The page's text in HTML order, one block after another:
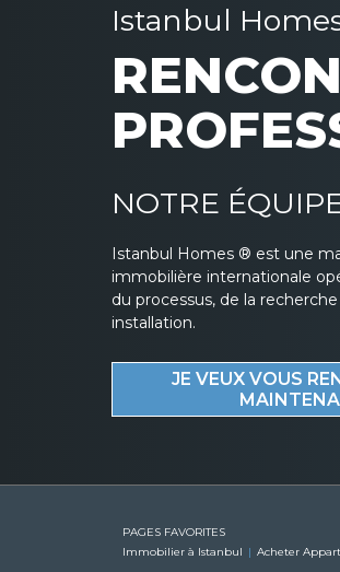
Istanbul
NOTRE
Istanbul Homes ® est une
immobilière internationale
du processus, de la
installation.
JE VEUX VOUS
PAGES FAVORITES
Immobilier à Istanbul
Acheter